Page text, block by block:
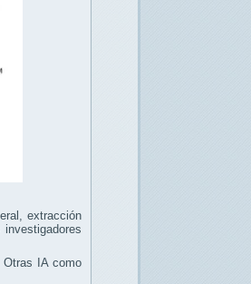
extracción
IA como